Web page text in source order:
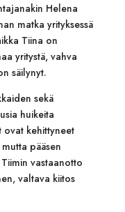
Helena
matka yrityksessä
Tiina on
yritystä, vahva
säilynyt.
sekä
huikeita
ovat kehittyneet
pääsen
vastaanotto
valtava kiitos